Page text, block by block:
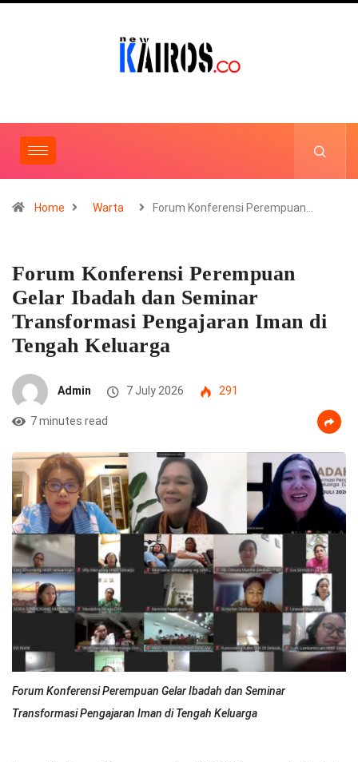
Home Warta Forum Konferensi Perempuan…
Forum Konferensi Perempuan
Gelar Ibadah dan Seminar
Transformasi Pengajaran Iman di
Tengah Keluarga
Admin 7 July 2026 291
7 minutes read
Forum Konferensi Perempuan Gelar Ibadah dan Seminar
Transformasi Pengajaran Iman di Tengah Keluarga